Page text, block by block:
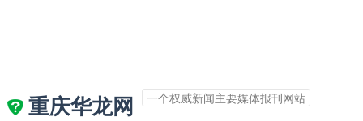
重庆华龙网 一个权威新闻主要媒体报刊网站